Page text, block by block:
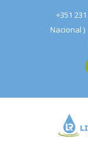
+351
Nacional )